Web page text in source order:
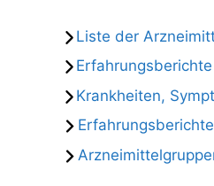
Liste der
Krankheiten,